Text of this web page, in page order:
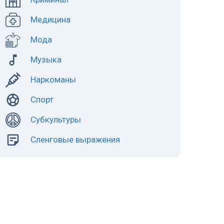
Медицина
Мода
Музыка
Наркоманы
Спорт
Субкультуры
Сленговые выражения